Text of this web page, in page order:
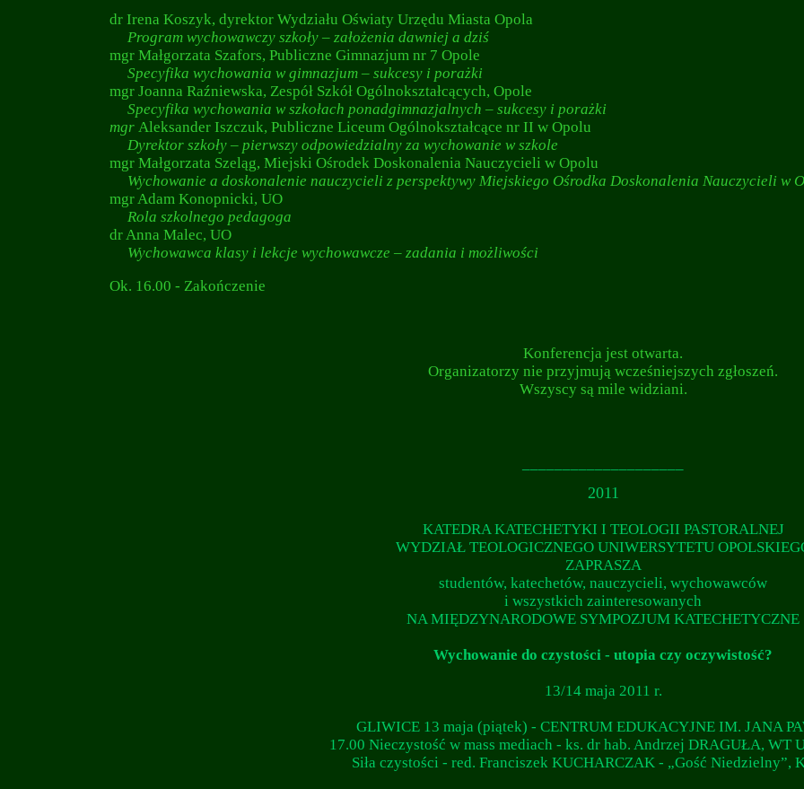
dr Irena Koszyk, dyrektor Wydziału Oświaty Urzędu Miasta Opola
Program wychowawczy szkoły – założenia dawniej a dziś
mgr Małgorzata Szafors, Publiczne Gimnazjum nr 7 Opole
Specyfika wychowania w gimnazjum – sukcesy i porażki
mgr Joanna Raźniewska, Zespół Szkół Ogólnokształcących, Opole
Specyfika wychowania w szkołach ponadgimnazjalnych – sukcesy i porażki
mgr Aleksander Iszczuk, Publiczne Liceum Ogólnokształcące nr II w Opolu
Dyrektor szkoły – pierwszy odpowiedzialny za wychowanie w szkole
mgr Małgorzata Szeląg, Miejski Ośrodek Doskonalenia Nauczycieli w Opolu
Wychowanie a doskonalenie nauczycieli z perspektywy Miejskiego Ośrodka Doskonalenia Nauczycieli w
mgr Adam Konopnicki, UO
Rola szkolnego pedagoga
dr Anna Malec, UO
Wychowawca klasy i lekcje wychowawcze – zadania i możliwości
Ok. 16.00 - Zakończenie
Konferencja jest otwarta.
Organizatorzy nie przyjmują wcześniejszych zgłoszeń.
Wszyscy są mile widziani.
2011
KATEDRA KATECHETYKI I TEOLOGII PASTORALNEJ
WYDZIAŁ TEOLOGICZNEGO UNIWERSYTETU
ZAPRASZA
studentów, katechetów, nauczycieli, wychowawców
i wszystkich zainteresowanych
NA MIĘDZYNARODOWE SYMPOZJUM KATECHETYCZNE
Wychowanie do czystości - utopia czy oczywistość?
13/14 maja 2011 r.
GLIWICE 13 maja (piątek) - CENTRUM EDUKACYJNE IM. JANA
17.00 Nieczystość w mass mediach - ks. dr hab. Andrzej DRAGUŁA, WT
Siła czystości - red. Franciszek KUCHARCZAK - „Gość Niedzielny”,